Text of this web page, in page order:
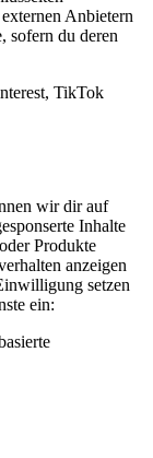
Anbietern
sofern du deren
TikTok
wir dir auf
Inhalte
Produkte
anzeigen
setzen
ein: